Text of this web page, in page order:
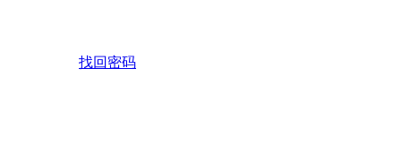
找回密码